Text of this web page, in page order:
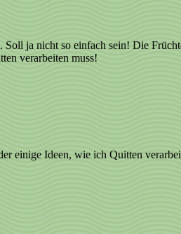
Soll ja nicht so einfach sein! Die
verarbeiten muss!
einige Ideen, wie ich Quitten